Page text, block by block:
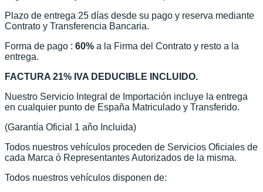
Plazo de entrega 25 días desde su pago y reserva mediante
Contrato y Transferencia Bancaria.
Forma de pago : 60% a la Firma del Contrato y resto a la
entrega.
FACTURA 21% IVA DEDUCIBLE INCLUIDO.
Nuestro Servicio Integral de Importación incluye la entrega
en cualquier punto de España Matriculado y Transferido.
(Garantía Oficial 1 aňo Incluida)
Todos nuestros vehículos proceden de Servicios Oficiales de
cada Marca ó Representantes Autorizados de la misma.
Todos nuestros vehículos disponen de: